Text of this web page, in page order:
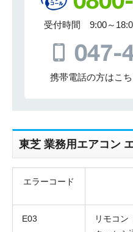
受付時間 9:00～
携帯電話の方はこ
東芝 業務用エアコン
エラーコード
E03
リモコン